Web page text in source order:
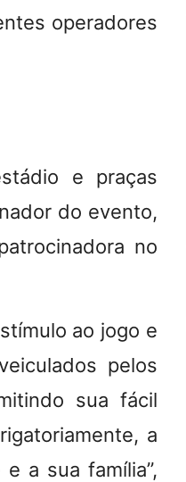
operadores
e praças
do evento,
no
ao jogo e
pelos
sua fácil
a
a sua família”,